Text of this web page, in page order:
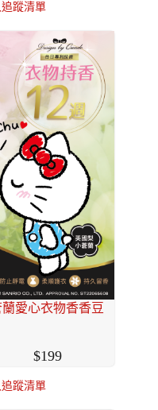
蹤清單
愛心衣物香香豆
199
蹤清單